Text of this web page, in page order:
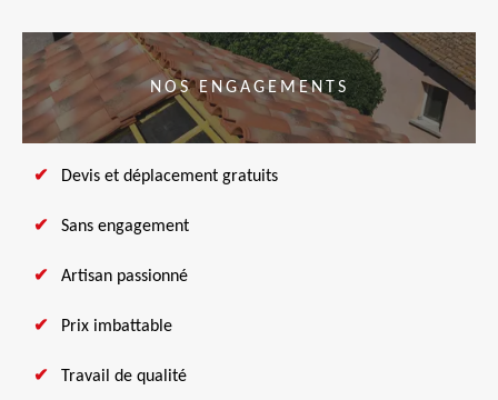
NOS ENGAGEMENTS
Devis et déplacement gratuits
Sans engagement
Artisan passionné
Prix imbattable
Travail de qualité